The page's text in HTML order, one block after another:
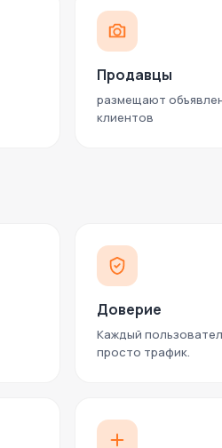
Продавцы
размещают
клиентов
Доверие
Каждый
просто трафик.